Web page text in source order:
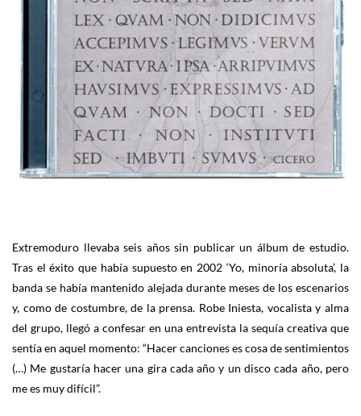
Extremoduro llevaba seis años sin publicar un álbum de estudio.
Tras el éxito que había supuesto en 2002 ‘Yo, minoría absoluta’, la
banda se había mantenido alejada durante meses de los escenarios
y, como de costumbre, de la prensa. Robe Iniesta, vocalista y alma
del grupo, llegó a confesar en una entrevista la sequía creativa que
sentía en aquel momento: “Hacer canciones es cosa de sentimientos
(…) Me gustaría hacer una gira cada año y un disco cada año, pero
me es muy difícil”.